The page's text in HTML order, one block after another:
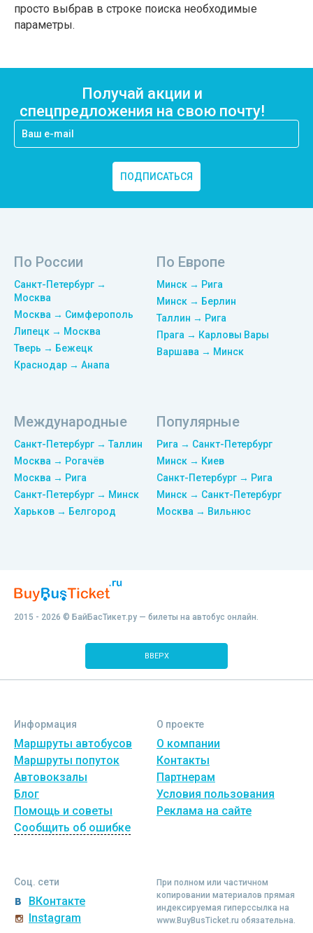
просто выбрав в строке поиска необходимые
параметры.
Получай акции и
спецпредложения на свою почту!
ПОДПИСАТЬСЯ
По России
Санкт-Петербург →
Москва
Москва → Симферополь
Липецк → Москва
Тверь → Бежецк
Краснодар → Анапа
По Европе
Минск → Рига
Минск → Берлин
Таллин → Рига
Прага → Карловы Вары
Варшава → Минск
Международные
Санкт-Петербург → Таллин
Москва → Рогачёв
Москва → Рига
Санкт-Петербург → Минск
Харьков → Белгород
Популярные
Рига → Санкт-Петербург
Минск → Киев
Санкт-Петербург → Рига
Минск → Санкт-Петербург
Москва → Вильнюс
2015 - 2026 © БайБасТикет.ру — билеты на автобус онлайн.
ВВЕРХ
Информация
Маршруты автобусов
Маршруты попуток
Автовокзалы
Блог
Помощь и советы
Сообщить об ошибке
О проекте
О компании
Контакты
Партнерам
Условия пользования
Реклама на сайте
Соц. сети
ВКонтакте
Instagram
При полном или частичном
копировании материалов прямая
индексируемая гиперссылка на
www.BuyBusTicket.ru обязательна.